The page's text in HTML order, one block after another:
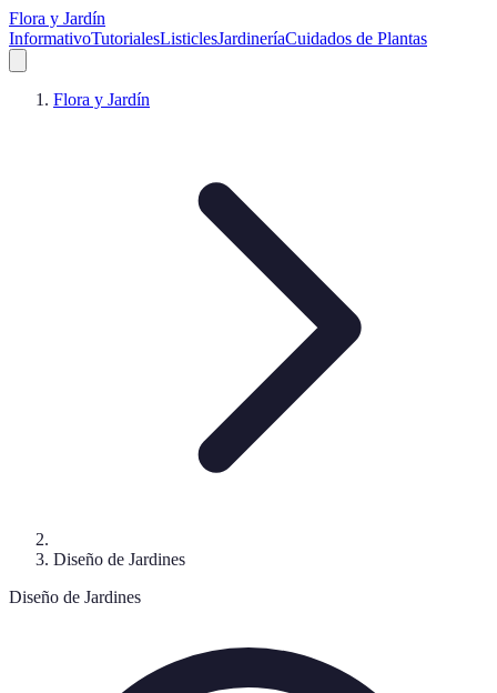
Flora y Jardín
InformativoTutorialesListiclesJardineríaCuidados de Plantas
Flora y Jardín
Diseño de Jardines
Diseño de Jardines